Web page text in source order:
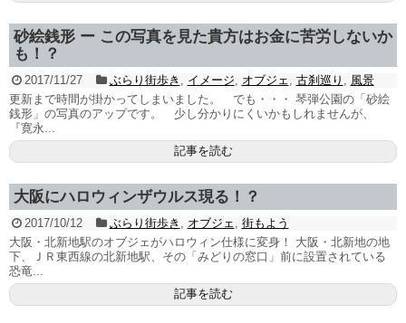
砂絵銭形 ー この写真を見た貴方はお金に苦労しないか
も！？
2017/11/27 ぶらり街歩き , イメージ, オブジェ, 古刹巡り , 風景
更新まで時間が掛かってしまいました。 でも・・・ 琴弾公園の「砂絵
銭形」の写真のアップです。 少し分かりにくいかもしれませんが、
『寛永...
記事を読む
大阪にハロウィンザウルス現る！？
2017/10/12 ぶらり街歩き , オブジェ, 街もよう
大阪・北新地駅のオブジェがハロウィン仕様に変身！ 大阪・北新地の地
下、ＪＲ東西線の北新地駅、その「みどりの窓口」前に設置されている
恐竜...
記事を読む